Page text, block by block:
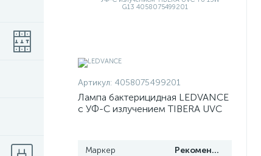
Артикул: 4058075499201
Лампа бактерицидная LEDVANCE
с УФ-С излучением TIBERA UVC
Маркер
Рекомендуем